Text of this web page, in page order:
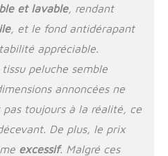
est amovible grâce
éclair de haute qualité
Elle est très facile à
Lorsque votre chien
le lit, vous pouvez
plutôt que le
pouvoir mettre le lit
à laver ou de ne pas
complètement avec
et lavable, rendant
, et le fond antidérapant
appréciable.
peluche semble
annoncées ne
pas toujours à la réalité, ce
De plus, le prix
excessif. Malgré ces